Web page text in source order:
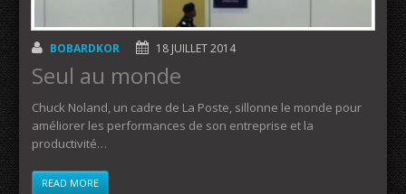
BOBARDKOR 18 JUILLET 2014
Seul au monde
Chuck Noland, un cadre de La Poste, sillonne le monde pour
améliorer les performances de son entreprise et la
productivité…
READ MORE